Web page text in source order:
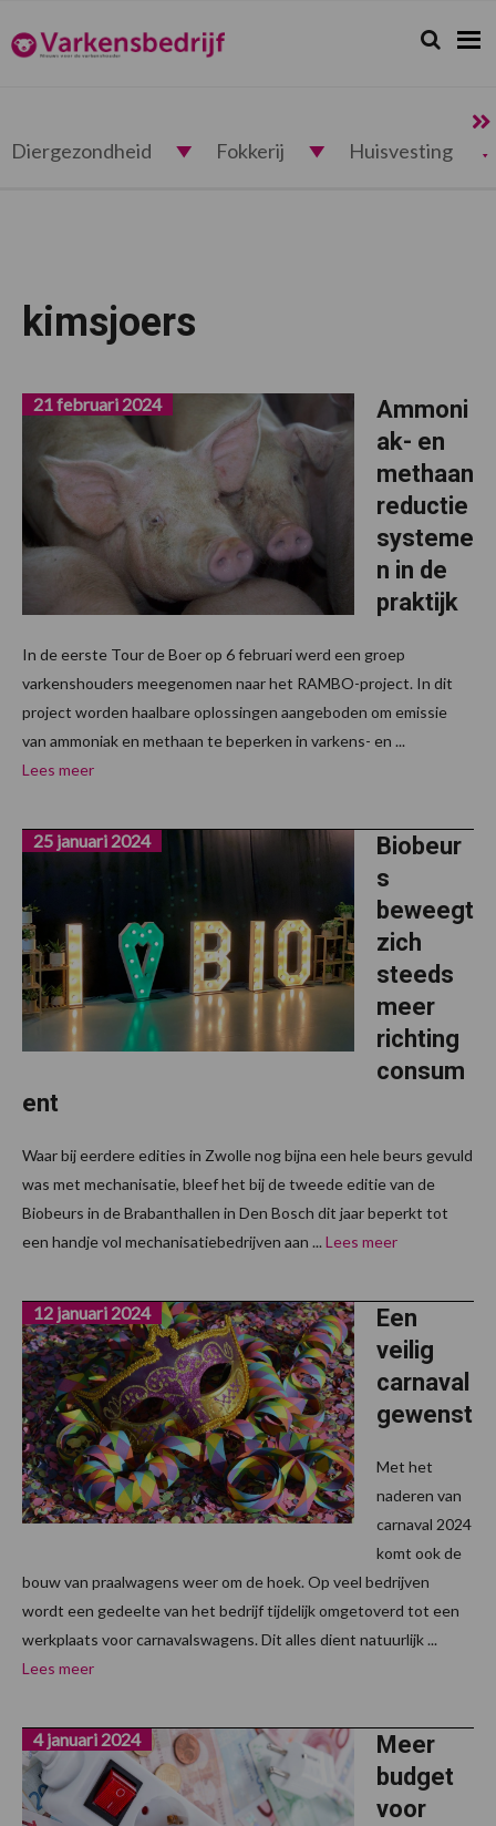
de
hoofdnavigatie
de
hoofd
de
voettekst
Varkensbedrijf.nl Zoeken...
Zoek
Diergezondheid Fokkerij Huisvesting
kimsjoers
Ammoni
ak- en
methaan
reductie
systeme
n in de
praktijk
21 februari 2024
In de eerste Tour de Boer op 6 februari werd een groep
varkenshouders meegenomen naar het RAMBO-project. In dit
project worden haalbare oplossingen aangeboden om emissie
van ammoniak en methaan te beperken in varkens- en ...
Lees meer
Biobeur
s
beweegt
zich
steeds
meer
richting
consum
ent
25 januari 2024
Waar bij eerdere edities in Zwolle nog bijna een hele beurs gevuld
was met mechanisatie, bleef het bij de tweede editie van de
Biobeurs in de Brabanthallen in Den Bosch dit jaar beperkt tot
een handje vol mechanisatiebedrijven aan ... Lees meer
Een
veilig
carnaval
gewenst
12 januari 2024
Met het
naderen van
carnaval 2024
komt ook de
bouw van praalwagens weer om de hoek. Op veel bedrijven
wordt een gedeelte van het bedrijf tijdelijk omgetoverd tot een
werkplaats voor carnavalswagens. Dit alles dient natuurlijk ...
Lees meer
Meer
budget
voor
4 januari 2024